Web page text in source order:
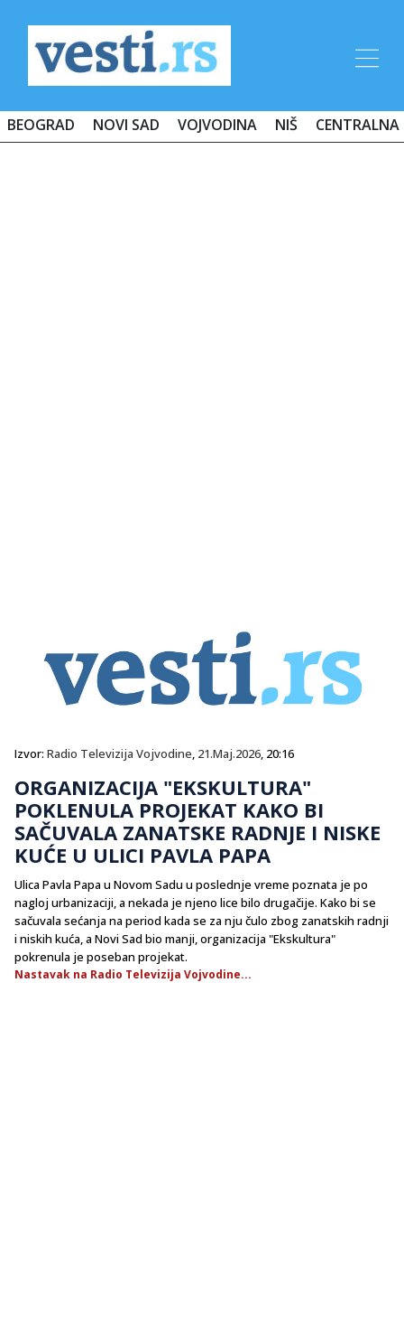
BEOGRAD NOVI SAD VOJVODINA NIŠ CENTRALNA
Izvor: Radio Televizija Vojvodine, 21.Maj.2026, 20:16
ORGANIZACIJA "EKSKULTURA"
POKLENULA PROJEKAT KAKO BI
SAČUVALA ZANATSKE RADNJE I NISKE
KUĆE U ULICI PAVLA PAPA
Ulica Pavla Papa u Novom Sadu u poslednje vreme poznata je po
nagloj urbanizaciji, a nekada je njeno lice bilo drugačije. Kako bi se
sačuvala sećanja na period kada se za nju čulo zbog zanatskih radnji
i niskih kuća, a Novi Sad bio manji, organizacija "Ekskultura"
pokrenula je poseban projekat.
Nastavak na Radio Televizija Vojvodine...